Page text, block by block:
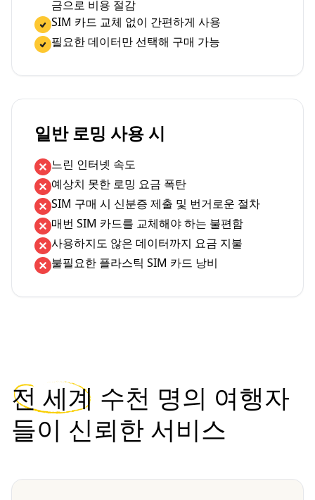
금으로 비용 절감
SIM 카드 교체 없이 간편하게 사용
필요한 데이터만 선택해 구매 가능
일반 로밍 사용 시
느린 인터넷 속도
예상치 못한 로밍 요금 폭탄
SIM 구매 시 신분증 제출 및 번거로운 절차
매번 SIM 카드를 교체해야 하는 불편함
사용하지도 않은 데이터까지 요금 지불
불필요한 플라스틱 SIM 카드 낭비
전 세계 수천 명의 여행자
들이 신뢰한 서비스